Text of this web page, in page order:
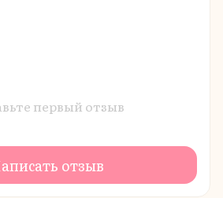
первый отзыв
отзыв